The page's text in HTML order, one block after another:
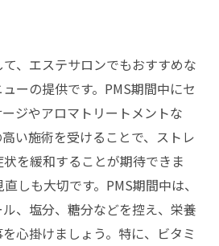
、エステサロンでもおすすめな
ーの提供です。PMS期間中にセ
ジやアロマトリートメントな
い施術を受けることで、ストレ
を緩和することが期待できま
しも大切です。PMS期間中は、
、塩分、糖分などを控え、栄養
心掛けましょう。特に、ビタミ